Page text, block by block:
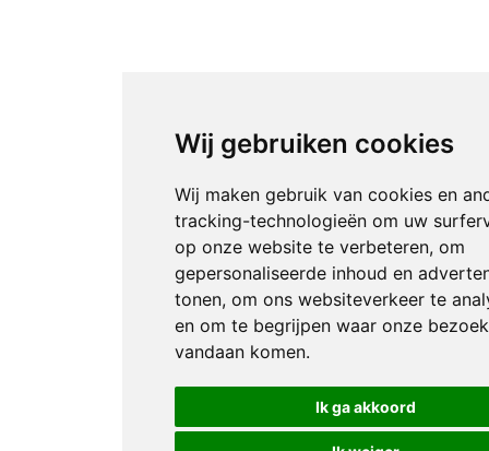
Wij gebruiken cookies
Wij maken gebruik van cookies en
tracking-technologieën om uw
op onze website te verbeteren, om
gepersonaliseerde inhoud en
tonen, om ons websiteverkeer te
en om te begrijpen waar onze
vandaan komen.
Ik ga akkoord